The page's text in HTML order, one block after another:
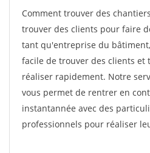
Comment trouver des
trouver des clients pour faire
tant qu'entreprise du
facile de trouver des clients et
réaliser rapidement. Notre
vous permet de rentrer en
instantannée avec des
professionnels pour réaliser